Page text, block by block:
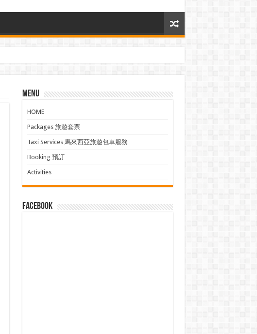
Menu
HOME
Packages 旅遊套票
Taxi Services 馬來西亞旅遊包車服務
Booking 預訂
Activities
facebook